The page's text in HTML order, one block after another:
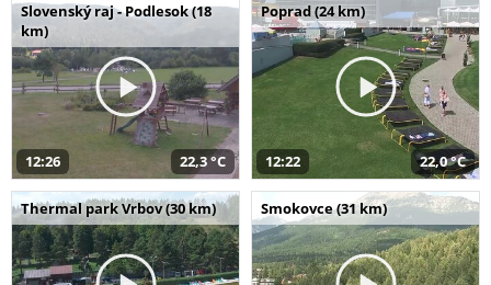
Slovenský raj - Podlesok (18
km)
12:26 22,3 °C
Poprad (24 km)
12:22 22,0 °C
Thermal park Vrbov (30 km) Smokovce (31 km)